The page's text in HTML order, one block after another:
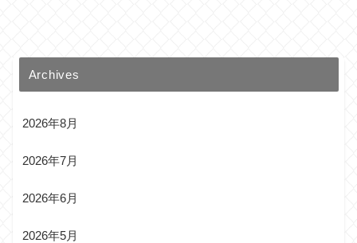
Archives
2026年8月
2026年7月
2026年6月
2026年5月